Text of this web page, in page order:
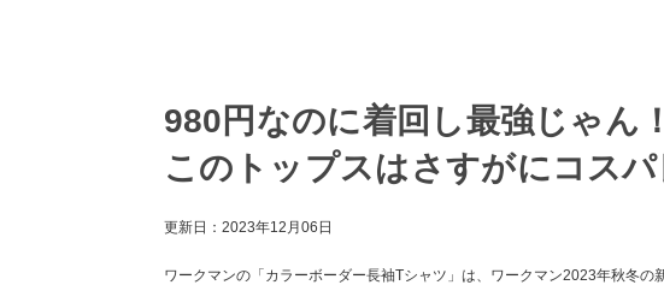
980円なのに着回し最強じゃん
このトップスはさすがにコスパ
更新日： 2023年12月06日
ワークマンの「カラーボーダー長袖Tシャツ」は、ワークマン2023年秋冬の